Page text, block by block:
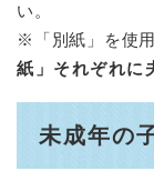
い。
※「別紙」を使用
紙」それぞれに
未成年の